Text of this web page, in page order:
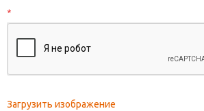
*
Загрузить изображение